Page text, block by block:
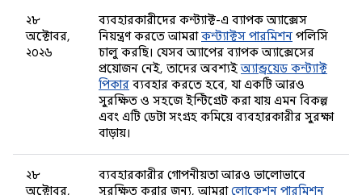
২৮
অক্টোবর,
২০২৬
ব্যবহারকারীদের কন্ট্যাক্ট-এ ব্যাপক অ্যাক্সেস
নিয়ন্ত্রণ করতে আমরাকন্ট্যাক্টস পারমিশন পলিসি
চালু করছি। যেসব অ্যাপের ব্যাপক অ্যাক্সেসের
প্রয়োজন নেই, তাদের অবশ্যইঅ্যান্ড্রয়েড কন্ট্যাক্ট
পিকার ব্যবহার করতে হবে, যা একটি আরও
সুরক্ষিত ও সহজে ইন্টিগ্রেট করা যায় এমন বিকল্প
এবং এটি ডেটা সংগ্রহ কমিয়ে ব্যবহারকারীর সুরক্ষা
বাড়ায়।
২৮
অক্টোবর,
ব্যবহারকারীর গোপনীয়তা আরও ভালোভাবে
সুরক্ষিত করার জন্য, আমরালোকেশন পারমিশন